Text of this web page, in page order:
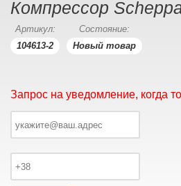
Компрессор
Артикул:
104613-2
Состояние:
Новый товар
Запрос на уведомление, когда